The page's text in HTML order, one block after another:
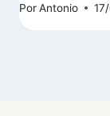
PorAntonio